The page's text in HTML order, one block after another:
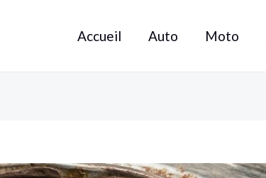
Accueil Auto Moto